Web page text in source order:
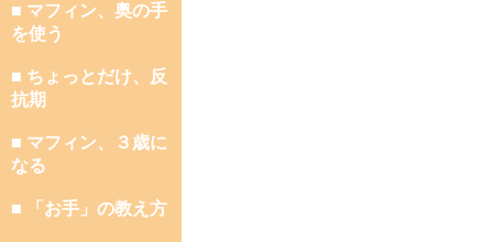
■ マフィン、奥の手
を使う
■ ちょっとだけ、反
抗期
■ マフィン、３歳に
なる
■ 「お手」の教え方